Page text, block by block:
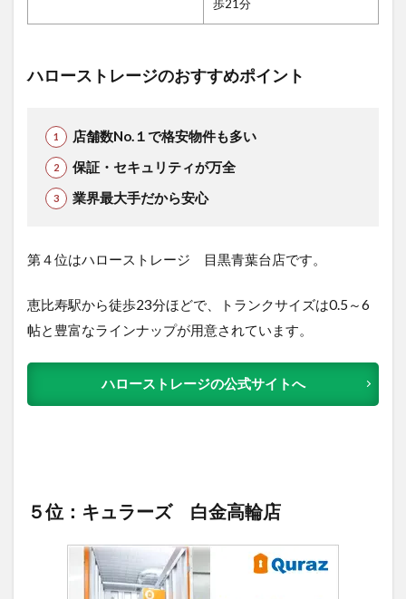
歩21分
ハローストレージのおすすめポイント
店舗数No.１で格安物件も多い
保証・セキュリティが万全
業界最大手だから安心
第４位はハローストレージ 目黒青葉台店です。
恵比寿駅から徒歩23分ほどで、トランクサイズは0.5～6
帖と豊富なラインナップが用意されています。
ハローストレージの公式サイトへ
５位：キュラーズ 白金高輪店